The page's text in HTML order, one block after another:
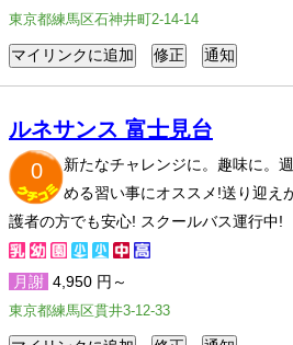
東京都練馬区石神井町2-14-14
ルネサンス 富士見台
0
新たなチャレンジに。趣味に。
める習い事にオススメ!送り迎え
護者の方でも安心! スクールバス運行中!
月謝 4,950 円～
東京都練馬区貫井3-12-33